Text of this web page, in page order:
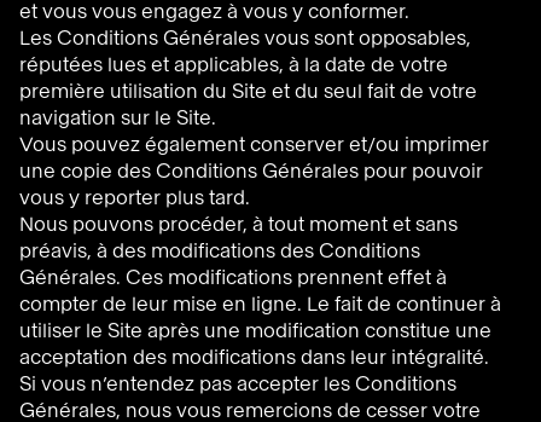
et vous vous engagez à vous y conformer.
Les Conditions Générales vous sont opposables,
réputées lues et applicables, à la date de votre
première utilisation du Site et du seul fait de votre
navigation sur le Site.
Vous pouvez également conserver et/ou imprimer
une copie des Conditions Générales pour pouvoir
vous y reporter plus tard.
Nous pouvons procéder, à tout moment et sans
préavis, à des modifications des Conditions
Générales. Ces modifications prennent effet à
compter de leur mise en ligne. Le fait de continuer à
utiliser le Site après une modification constitue une
acceptation des modifications dans leur intégralité.
Si vous n’entendez pas accepter les Conditions
Générales, nous vous remercions de cesser votre